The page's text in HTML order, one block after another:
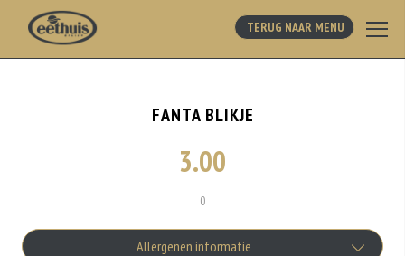
TERUG NAAR MENU
FANTA BLIKJE
3.00
0
Allergenen informatie